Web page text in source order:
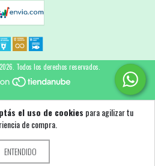
el uso de cookies para agilizar tu
de compra.
ENTENDIDO
Todos los derechos reservados.